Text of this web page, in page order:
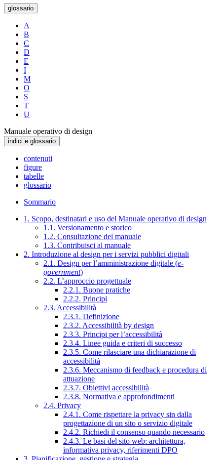
glossario
A
B
C
D
E
I
M
O
S
T
U
Manuale operativo di design
indici e glossario
contenuti
figure
tabelle
glossario
Sommario
1. Scopo, destinatari e uso del Manuale operativo di design
1.1. Versionamento e storico
1.2. Consultazione del manuale
1.3. Contribuisci al manuale
2. Introduzione al design per i servizi pubblici digitali
2.1. Design per l’amministrazione digitale (e-
government)
2.2. L’approccio progettuale
2.2.1. Buone pratiche
2.2.2. Principi
2.3. Accessibilità
2.3.1. Definizione
2.3.2. Accessibilità by design
2.3.3. Principi per l’accessibilità
2.3.4. Linee guida e criteri di successo
2.3.5. Come rilasciare una dichiarazione di
accessibilità
2.3.6. Meccanismo di feedback e procedura di
attuazione
2.3.7. Obiettivi accessibilità
2.3.8. Normativa e approfondimenti
2.4. Privacy
2.4.1. Come rispettare la privacy sin dalla
progettazione di un sito o servizio digitale
2.4.2. Richiedi il consenso quando necessario
2.4.3. Le basi del sito web: architettura,
informativa privacy, riferimenti DPO